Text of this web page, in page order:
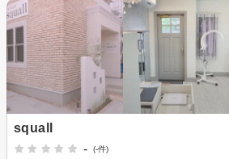
squall
-
(-件)